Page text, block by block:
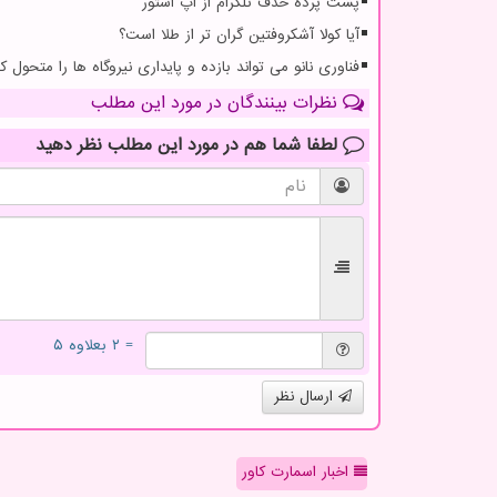
آیا کولا آشکروفتین گران تر از طلا است؟
فناوری نانو می تواند بازده و پایداری نیروگاه ها را متحول
نظرات بینندگان در مورد این مطلب
لطفا شما هم در مورد این مطلب نظر دهید
= ۲ بعلاوه ۵
ارسال نظر
اخبار اسمارت کاور